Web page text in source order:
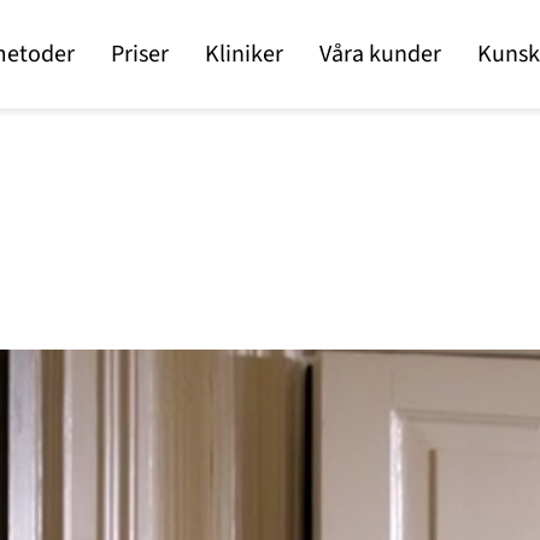
Priser Kliniker Våra kunder